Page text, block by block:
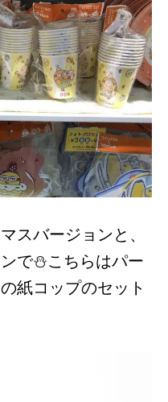
スバージョンと、
で⛄こちらはパー
紙コップのセット